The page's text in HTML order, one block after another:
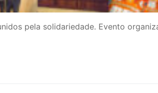
pela solidariedade. Evento